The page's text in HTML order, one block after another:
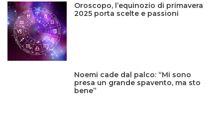
Oroscopo, l’equinozio di primavera
2025 porta scelte e passioni
Noemi cade dal palco: “Mi sono
presa un grande spavento, ma sto
bene”